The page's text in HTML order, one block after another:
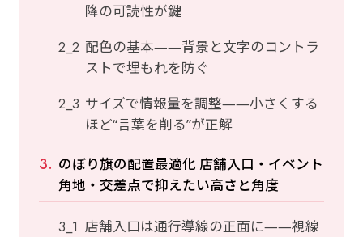
降の可読性が鍵
配色の基本——背景と文字のコントラ
ストで埋もれを防ぐ
サイズで情報量を調整——小さくする
ほど“言葉を削る”が正解
のぼり旗の配置最適化 店舗入口・イベント
角地・交差点で抑えたい高さと角度
店舗入口は通行導線の正面に——視線